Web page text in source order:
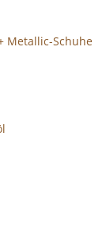
Metallic-Schuhe